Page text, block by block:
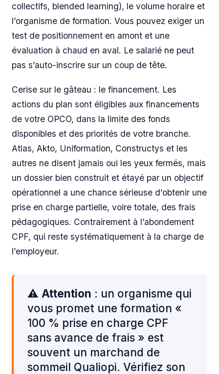
collectifs, blended learning), le volume horaire et
l’organisme de formation. Vous pouvez exiger un
test de positionnement en amont et une
évaluation à chaud en aval. Le salarié ne peut
pas s’auto-inscrire sur un coup de tête.
Cerise sur le gâteau : le financement. Les
actions du plan sont éligibles aux financements
de votre OPCO, dans la limite des fonds
disponibles et des priorités de votre branche.
Atlas, Akto, Uniformation, Constructys et les
autres ne disent jamais oui les yeux fermés, mais
un dossier bien construit et étayé par un objectif
opérationnel a une chance sérieuse d’obtenir une
prise en charge partielle, voire totale, des frais
pédagogiques. Contrairement à l’abondement
CPF, qui reste systématiquement à la charge de
l’employeur.
⚠️ Attention : un organisme qui
vous promet une formation «
100 % prise en charge CPF
sans avance de frais » est
souvent un marchand de
sommeil Qualiopi. Vérifiez son